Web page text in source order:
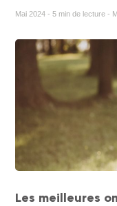
Mai 2024 - 5 min de lecture -
Les meilleures